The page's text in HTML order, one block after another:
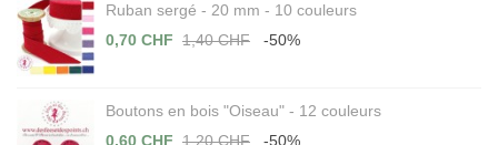
Ruban sergé - 20 mm - 10 couleurs
0,70 CHF 1,40 CHF -50%
Boutons en bois "Oiseau" - 12 couleurs
0,60 CHF 1,20 CHF -50%